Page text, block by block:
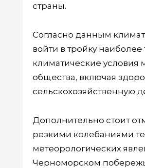
страны.
Согласно данным
войти в тройку
климатические условия
общества, включая
сельскохозяйственную
Дополнительно стоит
резкими колебаниями
метеорологических
Черноморском